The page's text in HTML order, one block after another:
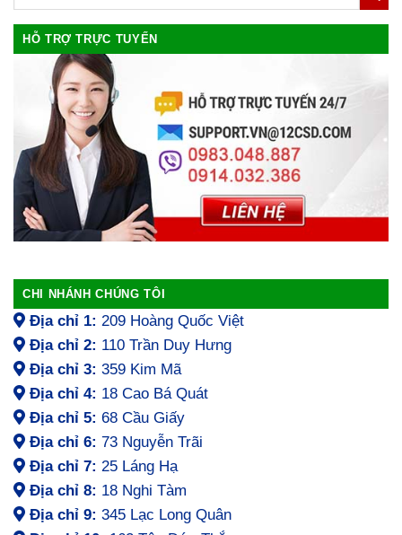
HỖ TRỢ TRỰC TUYẾN
CHI NHÁNH CHÚNG TÔI
Địa chỉ 1: 209 Hoàng Quốc Việt
Địa chỉ 2: 110 Trần Duy Hưng
Địa chỉ 3: 359 Kim Mã
Địa chỉ 4: 18 Cao Bá Quát
Địa chỉ 5: 68 Cầu Giấy
Địa chỉ 6: 73 Nguyễn Trãi
Địa chỉ 7: 25 Láng Hạ
Địa chỉ 8: 18 Nghi Tàm
Địa chỉ 9: 345 Lạc Long Quân